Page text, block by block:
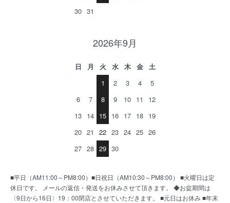
30 31
2026年9月
日 月 火 水 木 金
土
1
2 3 4
5
6
7 8 9 10 11
12
13 14 15 16 17 18 19
20 21 22 23 24 25 26
27 28 29 30
■平日（AM11:00～PM8:00）■日祝日（AM10:30～PM8:00） ■火曜日は定
休日です。 メールの返信・発送をお休みさせて頂きます。 ◆お盆期間は
〈9日から16日〉19：00閉店とさせていただきます。 ■元日はお休み ■年末